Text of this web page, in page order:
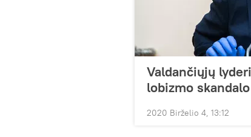
Valdančiųjų
lobizmo
2020 Birželio 4, 13:12